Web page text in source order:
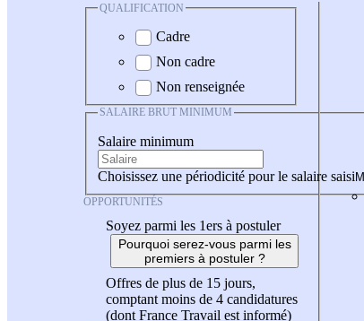
QUALIFICATION
Cadre
Non cadre
Non renseignée
SALAIRE BRUT MINIMUM
Salaire minimum
Choisissez une périodicité pour le salaire saisi
OPPORTUNITÉS
Soyez parmi les 1ers à postuler
Pourquoi serez-vous parmi les
premiers à postuler ?
Offres de plus de 15 jours,
comptant moins de 4 candidatures
(dont France Travail est informé)